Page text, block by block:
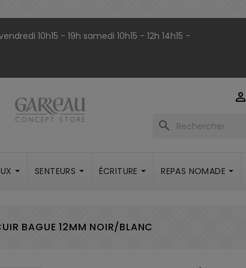
10h15 - 19h samedi 10h15 - 12h 14h15 -

search
SENTEURS ÉCRITURE REPAS NOMADE
BAGUE 12MM NOIR/BLANC